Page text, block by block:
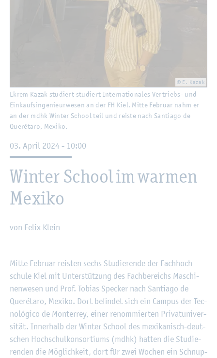
© E. Kazak
Ekrem Kazak stu­diert stu­diert In­ter­na­tio­na­les Ver­triebs- und
Ein­kaufs­in­ge­nieur­we­sen an der FH Kiel. Mitte Fe­bru­ar nahm er
an der mdhk Win­ter School teil und reis­te nach San­tia­go de
Queréta­ro, Me­xi­ko.
03. April 2024 - 10:00
Win­ter School im war­men
Me­xi­ko
von Felix Klein
Mitte Fe­bru­ar reis­ten sechs Stu­die­ren­de der Fach­hoch­
schu­le Kiel mit Un­ter­stüt­zung des Fach­be­reichs Ma­schi­
nen­we­sen und Prof. To­bi­as Spe­cker nach San­tia­go de
Queréta­ro, Me­xi­ko. Dort be­fin­det sich ein Cam­pus der Tec­
nológico de Mon­ter­rey, einer re­nom­mier­ten Pri­vat­uni­ver­
si­tät. In­ner­halb der Win­ter School des me­xi­ka­nisch-deut­
schen Hoch­schul­kon­sor­ti­ums (mdhk) hat­ten die Stu­die­
ren­den die Mög­lich­keit, dort für zwei Wo­chen ein Schnup­
©Fach­hoch­schu­le Kiel